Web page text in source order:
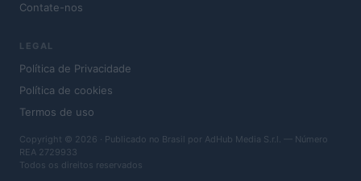
Contate-nos
LEGAL
Política de Privacidade
Política de cookies
Termos de uso
Copyright © 2026 · Publicado no Brasil por AdHub Media S.r.l. — Número
REA 2729933
Todos os direitos reservados